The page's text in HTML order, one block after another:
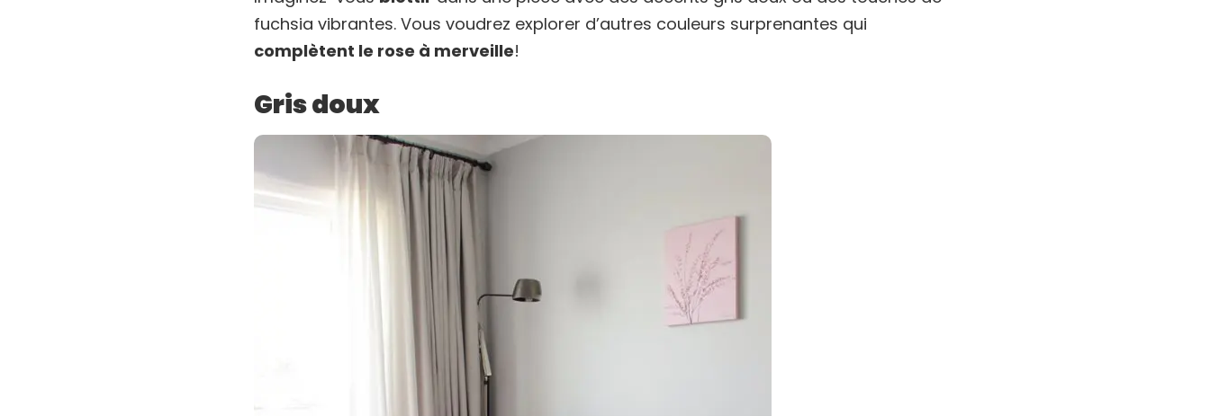
fuchsia vibrantes. Vous voudrez explorer d’autres couleurs surprenantes qui
complètent le rose à merveille!
Gris doux